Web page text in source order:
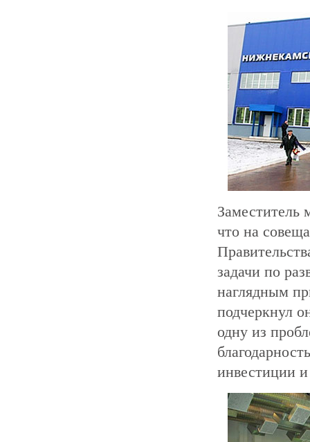
Заместитель
что на
задачи по
наглядным
подчеркнул
одну из
инвестиции